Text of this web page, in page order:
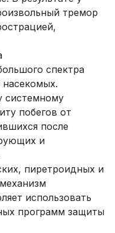
тремор
спектра
системному
побегов от
после
и
пиретроидных и
использовать
программ защиты